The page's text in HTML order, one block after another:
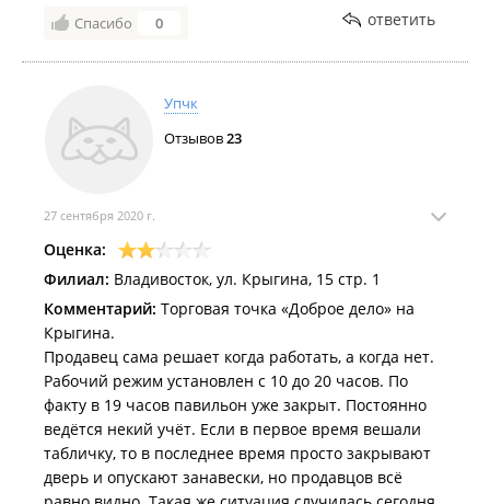
ВСЕГО 2 ВИДА, АЛЛО)
по другой(93), я указала на это, совершенно
повышать тон и ругаться, что акция больше не
действует, она якобы не виновата. Разница конечно
не большая, но так обслуживающий персонал с
стала.
На лице у продавца будто было написано "вам тут
не рады, идите нахрен"
Если у ваших продавцов нет настроения - пусть не
срываются на покупателей. Проведите разговор с
работниками, как нужно обслуживать
Спасибо 0 ответить
Упчк
Отзывов23
27 сентября 2020 г.
Оценка:
Филиал: Владивосток, ул. Крыгина, 15 стр. 1
Комментарий: Торговая точка «Доброе дело» на
Крыгина.
Продавец сама решает когда работать, а когда нет.
Рабочий режим установлен с 10 до 20 часов. По
факту в 19 часов павильон уже закрыт. Постоянно
ведётся некий учёт. Если в первое время вешали
табличку, то в последнее время просто закрывают
дверь и опускают занавески, но продавцов всё